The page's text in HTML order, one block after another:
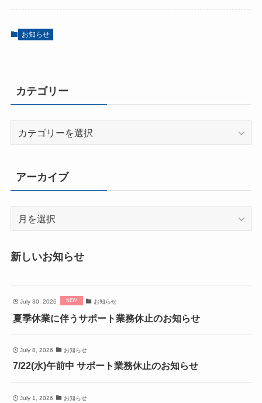
お知らせ
カテゴリー
リ
ー
アーカイブ
イ
新しいお知らせ
July 30, 2026 お知らせ
夏季休業に伴うサポート業務休止のお知らせ
July 8, 2026 お知らせ
7/22(水)午前中 サポート業務休止のお知らせ
July 1, 2026 お知らせ